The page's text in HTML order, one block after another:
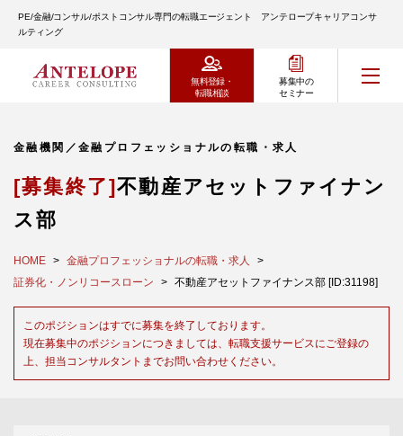
PE/金融/コンサル/ポストコンサル専門の転職エージェント アンテロープキャリアコンサ
ルティング
無料登録・
転職相談
募集中の
セミナー
金融機関／金融プロフェッショナルの転職・求人
[募集終了]不動産アセットファイナン
ス部
HOME
金融プロフェッショナルの転職・求人
証券化・ノンリコースローン
不動産アセットファイナンス部 [ID:31198]
このポジションはすでに募集を終了しております。
現在募集中のポジションにつきましては、転職支援サービスにご登録の
上、担当コンサルタントまでお問い合わせください。